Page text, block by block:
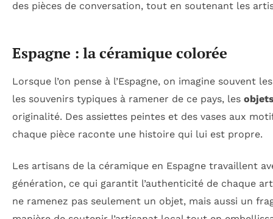
des pièces de conversation, tout en soutenant les
Espagne : la céramique colorée
Lorsque l’on pense à l’Espagne, on imagine souvent
les souvenirs typiques à ramener de ce pays, les
originalité. Des assiettes peintes et des vases aux
chaque pièce raconte une histoire qui lui est propre.
Les artisans de la céramique en Espagne travaillent
génération, ce qui garantit l’authenticité de chaque
ne ramenez pas seulement un objet, mais aussi un